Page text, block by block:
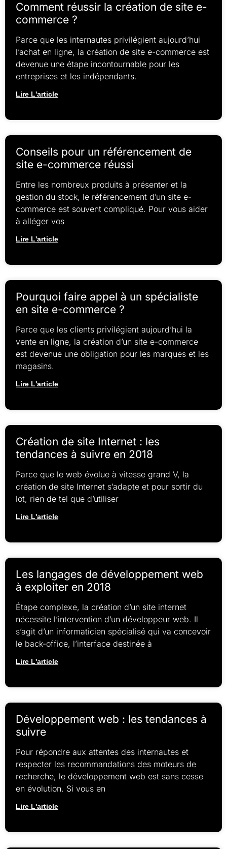
Comment réussir la création de site e-
commerce ?
Parce que les internautes privilégient aujourd’hui
l’achat en ligne, la création de site e-commerce est
devenue une étape incontournable pour les
entreprises et les indépendants.
Lire L'article
Conseils pour un référencement de
site e-commerce réussi
Entre les nombreux produits à présenter et la
gestion du stock, le référencement d’un site e-
commerce est souvent compliqué. Pour vous aider
à alléger vos
Lire L'article
Pourquoi faire appel à un spécialiste
en site e-commerce ?
Parce que les clients privilégient aujourd’hui la
vente en ligne, la création d’un site e-commerce
est devenue une obligation pour les marques et les
magasins.
Lire L'article
Création de site Internet : les
tendances à suivre en 2018
Parce que le web évolue à vitesse grand V, la
création de site Internet s’adapte et pour sortir du
lot, rien de tel que d’utiliser
Lire L'article
Les langages de développement web
à exploiter en 2018
Étape complexe, la création d’un site internet
nécessite l’intervention d’un développeur web. Il
s’agit d’un informaticien spécialisé qui va concevoir
le back-office, l’interface destinée à
Lire L'article
Développement web : les tendances à
suivre
Pour répondre aux attentes des internautes et
respecter les recommandations des moteurs de
recherche, le développement web est sans cesse
en évolution. Si vous en
Lire L'article